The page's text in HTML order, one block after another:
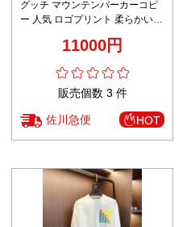
グッチ マウンテンパーカーコピ
ー 人気 ロゴプリント 柔らかい
11000円
販売個数 3 件
佐川急便 HOT